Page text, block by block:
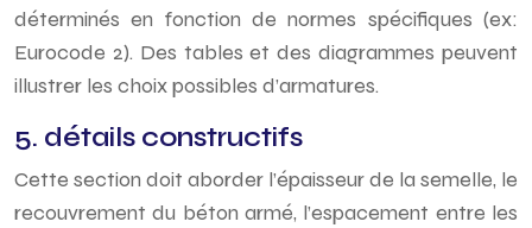
déterminés en fonction de normes spécifiques (ex:
Eurocode 2). Des tables et des diagrammes peuvent
illustrer les choix possibles d’armatures.
5. détails constructifs
Cette section doit aborder l’épaisseur de la semelle, le
recouvrement du béton armé, l’espacement entre les